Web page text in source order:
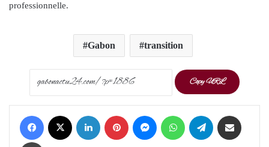
professionnelle.
Gabon transition
Copy URL
Facebook LinkedIn Pinterest Messenger WhatsApp Telegram
Print